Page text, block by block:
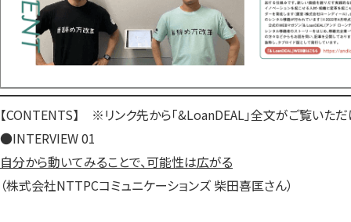
【CONTENTS】 ※リンク先から「&LoanDEAL」全文がご覧いただ
●INTERVIEW 01
自分から動いてみることで、可能性は広がる
（株式会社NTTPCコミュニケーションズ 柴田喜匡さん）